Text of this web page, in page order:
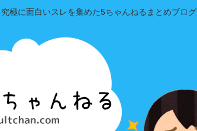
究極に面白いスレを集めた5ちゃんねるまとめブログ